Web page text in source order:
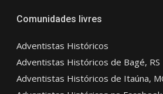
Comunidades livres
Adventistas Históricos
Adventistas Históricos de Bagé, RS
Adventistas Históricos de Itaúna,